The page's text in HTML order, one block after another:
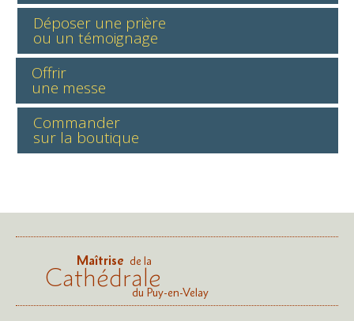
Déposer une prière
ou un témoignage
Offrir
une messe
Commander
sur la boutique
Maîtrise de la
Cathédraledu Puy-en-Velay